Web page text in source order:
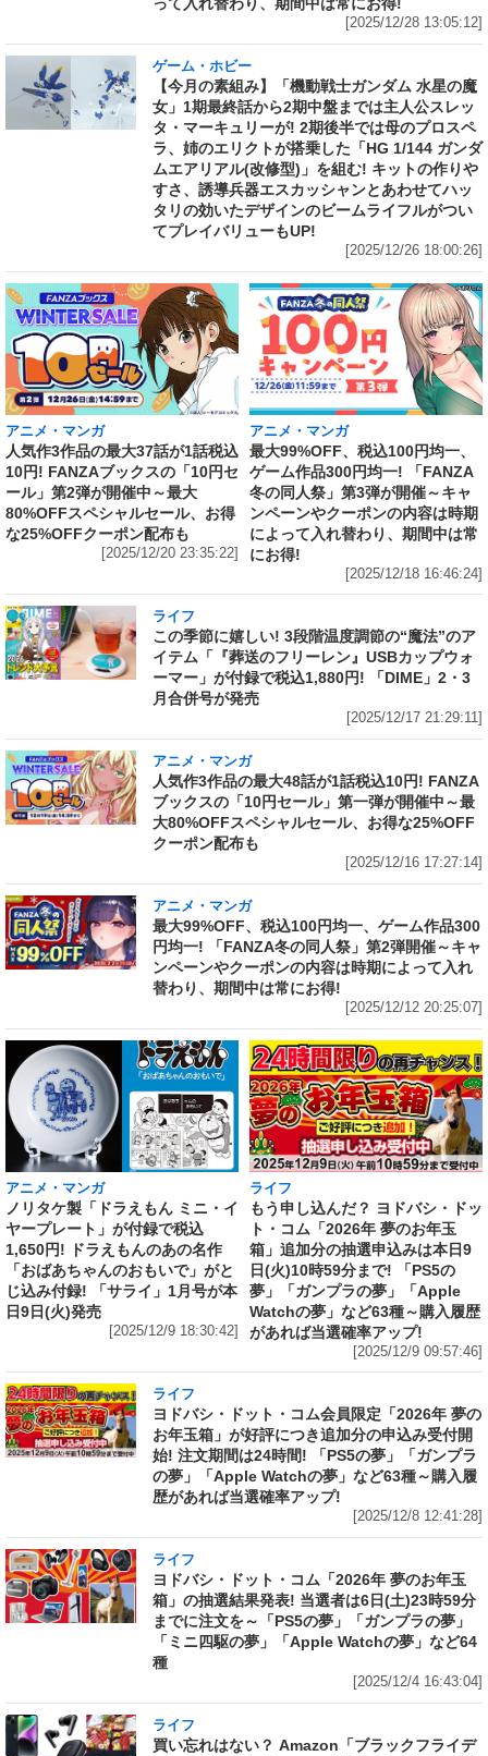
って入れ替わり、期間中は常にお得!
[2025/12/28 13:05:12]
ゲーム・ホビー
【今月の素組み】「機動戦士ガンダム 水星の魔
女」1期最終話から2期中盤までは主人公スレッ
タ・マーキュリーが! 2期後半では母のプロスペ
ラ、姉のエリクトが搭乗した「HG 1/144 ガンダ
ムエアリアル(改修型)」を組む! キットの作りや
すさ、誘導兵器エスカッシャンとあわせてハッ
タリの効いたデザインのビームライフルがつい
てプレイバリューもUP!
[2025/12/26 18:00:26]
アニメ・マンガ
人気作3作品の最大37話が1話税込
10円! FANZAブックスの「10円セ
ール」第2弾が開催中～最大
80%OFFスペシャルセール、お得
な25%OFFクーポン配布も
[2025/12/20 23:35:22]
アニメ・マンガ
最大99%OFF、税込100円均一、
ゲーム作品300円均一! 「FANZA
冬の同人祭」第3弾が開催～キャ
ンペーンやクーポンの内容は時期
によって入れ替わり、期間中は常
にお得!
[2025/12/18 16:46:24]
ライフ
この季節に嬉しい! 3段階温度調節の“魔法”のア
イテム「『葬送のフリーレン』USBカップウォ
ーマー」が付録で税込1,880円! 「DIME」2・3
月合併号が発売
[2025/12/17 21:29:11]
アニメ・マンガ
人気作3作品の最大48話が1話税込10円! FANZA
ブックスの「10円セール」第一弾が開催中～最
大80%OFFスペシャルセール、お得な25%OFF
クーポン配布も
[2025/12/16 17:27:14]
アニメ・マンガ
最大99%OFF、税込100円均一、ゲーム作品300
円均一! 「FANZA冬の同人祭」第2弾開催～キャ
ンペーンやクーポンの内容は時期によって入れ
替わり、期間中は常にお得!
[2025/12/12 20:25:07]
アニメ・マンガ
ノリタケ製「ドラえもん ミニ・イ
ヤープレート」が付録で税込
1,650円! ドラえもんのあの名作
「おばあちゃんのおもいで」がと
じ込み付録! 「サライ」1月号が本
日9日(火)発売
[2025/12/9 18:30:42]
ライフ
もう申し込んだ？ ヨドバシ・ドッ
ト・コム「2026年 夢のお年玉
箱」追加分の抽選申込みは本日9
日(火)10時59分まで! 「PS5の
夢」「ガンプラの夢」「Apple
Watchの夢」など63種～購入履歴
があれば当選確率アップ!
[2025/12/9 09:57:46]
ライフ
ヨドバシ・ドット・コム会員限定「2026年 夢の
お年玉箱」が好評につき追加分の申込み受付開
始! 注文期間は24時間! 「PS5の夢」「ガンプラ
の夢」「Apple Watchの夢」など63種～購入履
歴があれば当選確率アップ!
[2025/12/8 12:41:28]
ライフ
ヨドバシ・ドット・コム「2026年 夢のお年玉
箱」の抽選結果発表! 当選者は6日(土)23時59分
までに注文を～「PS5の夢」「ガンプラの夢」
「ミニ四駆の夢」「Apple Watchの夢」など64
種
[2025/12/4 16:43:04]
ライフ
買い忘れはない？ Amazon「ブラックフライデ